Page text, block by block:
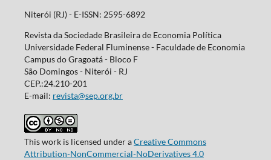
Niterói (RJ) - E-ISSN: 2595-6892
Revista da Sociedade Brasileira de Economia Política
Universidade Federal Fluminense - Faculdade de Economia
Campus do Gragoatá - Bloco F
São Domingos - Niterói - RJ
CEP.:24.210-201
E-mail: revista@sep.org.br
This work is licensed under aCreative Commons
Attribution-NonCommercial-NoDerivatives 4.0